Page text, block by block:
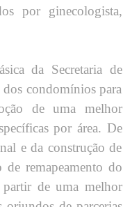
por ginecologista,
da Secretaria de
condomínios para
de uma melhor
por área. De
e da construção de
de remapeamento do
partir de uma melhor